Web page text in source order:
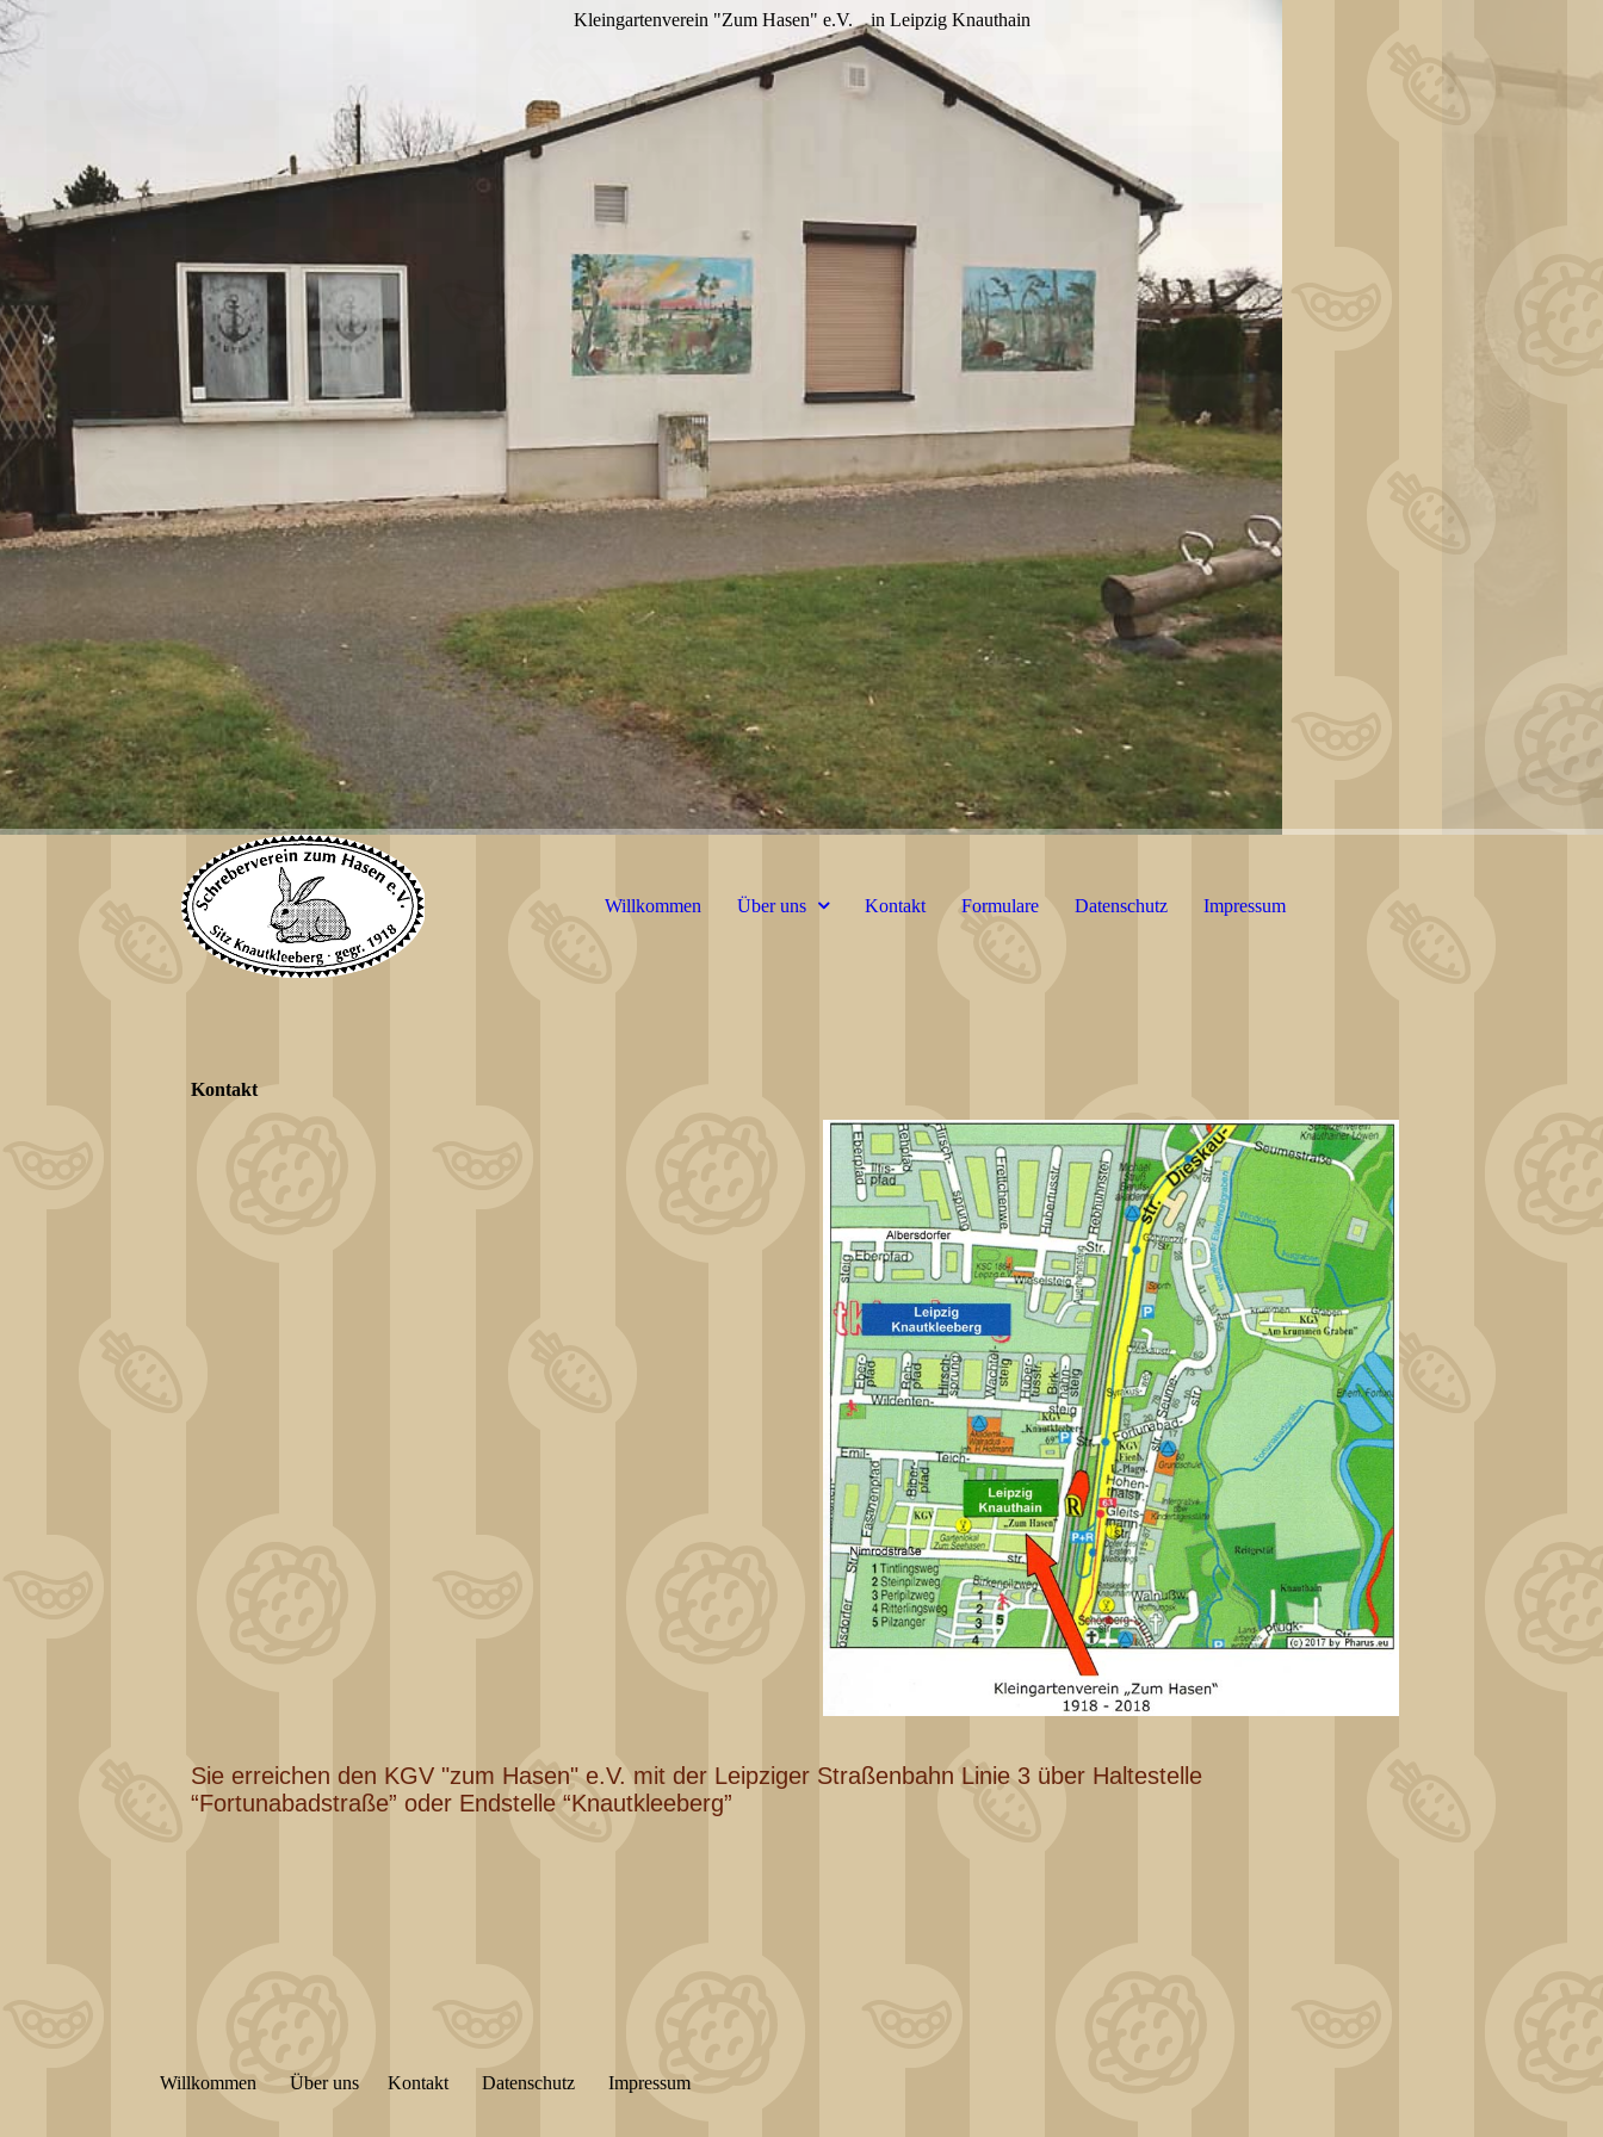
Kleingartenverein "Zum Hasen" e.V. in Leipzig Knauthain
Willkommen Über uns Kontakt Formulare Datenschutz Impressum
Kontakt
Sie erreichen den KGV "zum Hasen" e.V. mit der Leipziger Straßenbahn Linie 3 über Haltestelle
“Fortunabadstraße” oder Endstelle “Knautkleeberg”
Willkommen Über uns Kontakt Datenschutz Impressum